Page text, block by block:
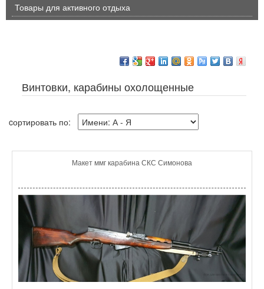
Товары для активного отдыха
Винтовки, карабины охолощенные
cортировать по:
Макет ммг карабина СКС Симонова